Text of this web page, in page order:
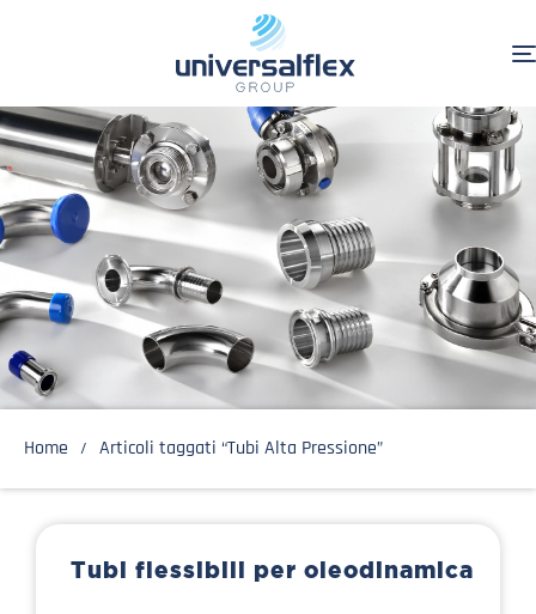
Home Articoli taggati “Tubi Alta Pressione”
Tubi flessibili per oleodinamica